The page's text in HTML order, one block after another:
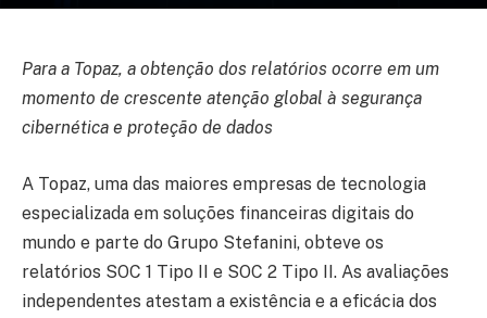
Para a Topaz, a obtenção dos relatórios ocorre em um
momento de crescente atenção global à segurança
cibernética e proteção de dados
A Topaz, uma das maiores empresas de tecnologia
especializada em soluções financeiras digitais do
mundo e parte do Grupo Stefanini, obteve os
relatórios SOC 1 Tipo II e SOC 2 Tipo II. As avaliações
independentes atestam a existência e a eficácia dos